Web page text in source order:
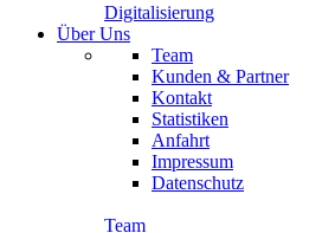
Digitalisierung
Über Uns
Team
Kunden & Partner
Kontakt
Statistiken
Anfahrt
Impressum
Datenschutz
Team